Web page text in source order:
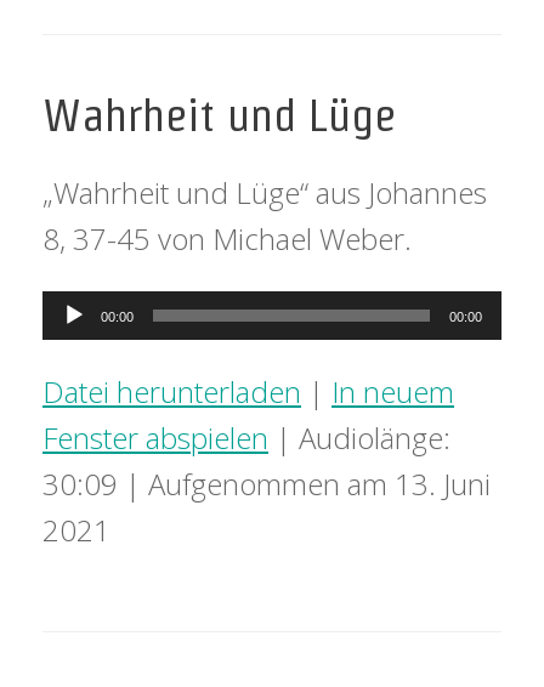
Wahrheit und Lüge
„Wahrheit und Lüge“ aus Johannes
8, 37-45 von Michael Weber.
Audio-
00:00 00:00
Datei herunterladen | In neuem
Fenster abspielen | Audiolänge:
30:09 | Aufgenommen am 13. Juni
2021